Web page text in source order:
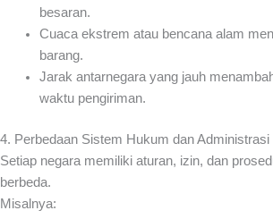
besaran.
Cuaca ekstrem atau bencana alam
barang.
Jarak antarnegara yang jauh
waktu pengiriman.
4. Perbedaan Sistem Hukum dan Administrasi
Setiap negara memiliki aturan, izin, dan
berbeda.
Misalnya: